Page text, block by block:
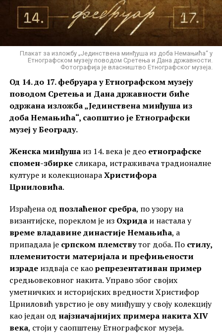
Плакат за изложбу „Јединствена минђуша из доба Немањића“ у
Етнографском музеју поводом Сретења и Дана државности.
Фотографија је власништво Етнографског музеја.
Од 14. до 17. фебруара у Етнографском музеју
поводом Сретења и Дана државности биће
одржана изложба „Јединствена минђуша из
доба Немањића“, саопштио је Етнографски
музеј у Београду.
Женска минђушаиз 14. века је део етнографске
спомен-збиркесликара, истраживача традионалне
културе и колекционараХристифора
Црниловића.
Израђена од позлаћеног сребра, по узору на
византијске, пореклом је из Охридаи настала у
време владавине династије Немањића, а
припадала је српском племствутог доба. По стилу,
племенитости материјала и префињености
израдеиздваја се каорепрезентативан пример
средњовековног накита. Управо због својих
уметничких и историјских вредности Христифор
Црниловић уврстио је ову минђушу у своју колекцију
као један од најзначајнијих примера накита XIV
века, стоји у саопштењу Етнографског музеја.